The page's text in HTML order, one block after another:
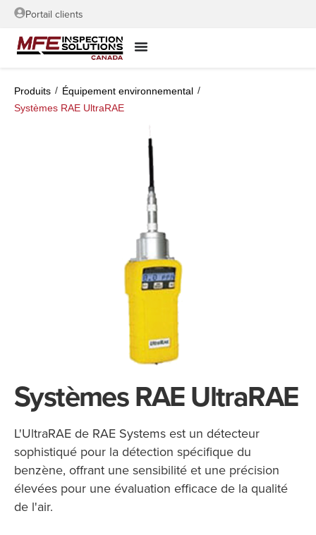
Portail clients
Produits / Équipement environnemental /
Systèmes RAE UltraRAE
Systèmes RAE UltraRAE
L'UltraRAE de RAE Systems est un détecteur
sophistiqué pour la détection spécifique du
benzène, offrant une sensibilité et une précision
élevées pour une évaluation efficace de la qualité
de l'air.